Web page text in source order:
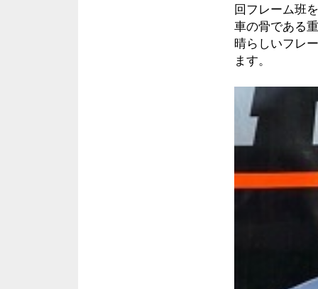
回フレーム班
車の骨である
晴らしいフレ
ます。